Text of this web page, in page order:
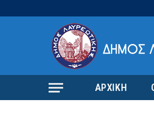
ΑΡΧΙΚΗ